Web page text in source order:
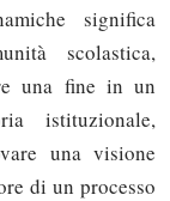
significa
scolastica,
una fine in un
istituzionale,
una visione
di un processo